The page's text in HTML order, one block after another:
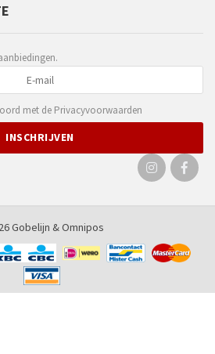
met de Privacyvoorwaarden
Gobelijn &Omnipos